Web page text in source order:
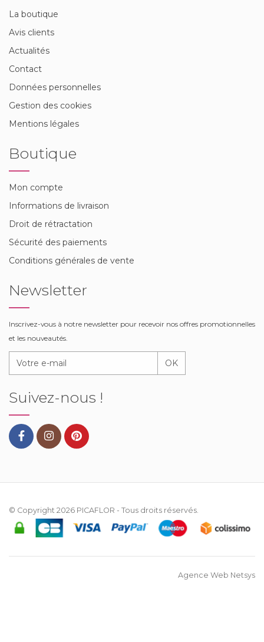
La boutique
Avis clients
Actualités
Contact
Données personnelles
Gestion des cookies
Mentions légales
Boutique
Mon compte
Informations de livraison
Droit de rétractation
Sécurité des paiements
Conditions générales de vente
Newsletter
Inscrivez-vous à notre newsletter pour recevoir nos offres promotionnelles
et les nouveautés.
OK
Suivez-nous !
© Copyright 2026 PICAFLOR - Tous droits réservés.
Agence Web Netsys